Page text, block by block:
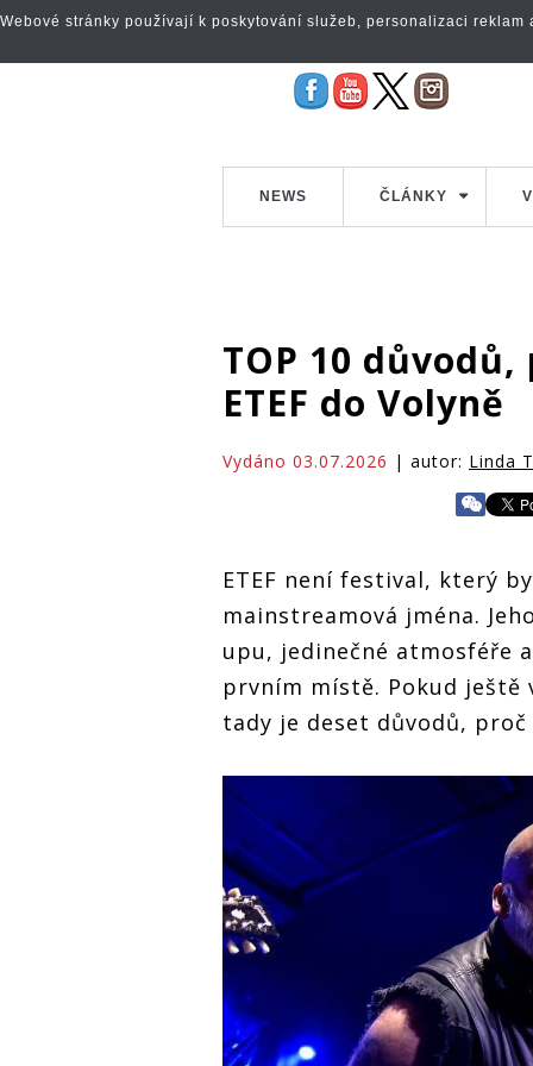
NEWS ČLÁNKY
TOP 10
ETEF do Volyně
Vydáno 03.07.2026 | autor: Linda
ETEF není festival, který
mainstreamová jména.
upu, jedinečné atmosféře
prvním místě. Pokud ještě
tady je deset důvodů,
Webové stránky používají k poskytování služeb, personalizaci